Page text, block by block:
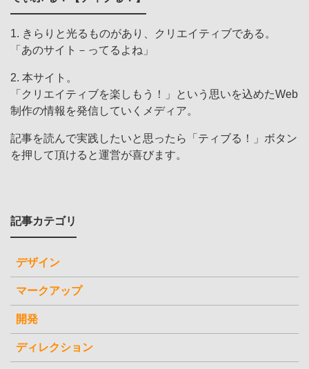
1. きらりと光るものがあり、クリエイティブである。
「あのサイト－ってるよね」
2. 本サイト。
「クリエイティブを楽しもう！」という思いを込めたWeb
制作の情報を発信していくメディア。
記事を読んで実践したいと思ったら「ティブる！」ボタン
を押して頂けると運営が喜びます。
記事カテゴリ
デザイン
マークアップ
開発
ディレクション